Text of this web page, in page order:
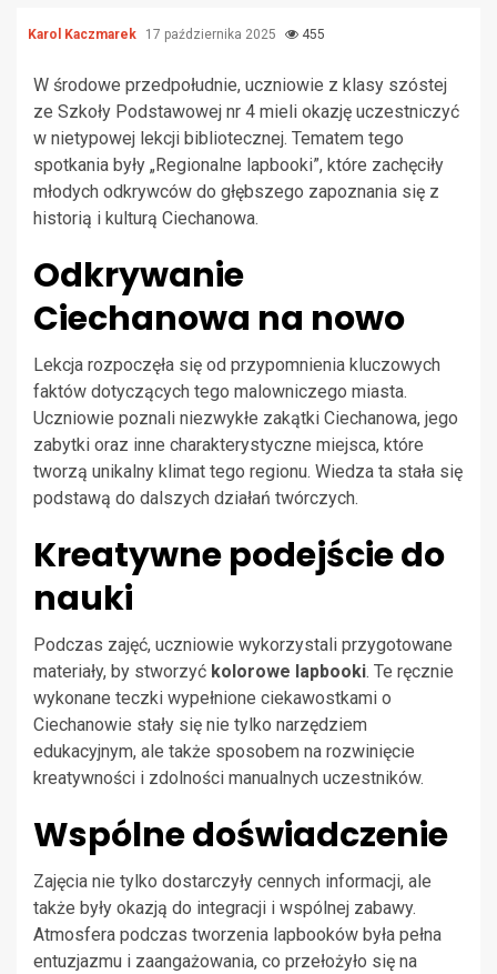
Karol Kaczmarek 17 października 2025 455
W środowe przedpołudnie, uczniowie z klasy szóstej
ze Szkoły Podstawowej nr 4 mieli okazję uczestniczyć
w nietypowej lekcji bibliotecznej. Tematem tego
spotkania były „Regionalne lapbooki”, które zachęciły
młodych odkrywców do głębszego zapoznania się z
historią i kulturą Ciechanowa.
Odkrywanie
Ciechanowa na nowo
Lekcja rozpoczęła się od przypomnienia kluczowych
faktów dotyczących tego malowniczego miasta.
Uczniowie poznali niezwykłe zakątki Ciechanowa, jego
zabytki oraz inne charakterystyczne miejsca, które
tworzą unikalny klimat tego regionu. Wiedza ta stała się
podstawą do dalszych działań twórczych.
Kreatywne podejście do
nauki
Podczas zajęć, uczniowie wykorzystali przygotowane
materiały, by stworzyć kolorowe lapbooki. Te ręcznie
wykonane teczki wypełnione ciekawostkami o
Ciechanowie stały się nie tylko narzędziem
edukacyjnym, ale także sposobem na rozwinięcie
kreatywności i zdolności manualnych uczestników.
Wspólne doświadczenie
Zajęcia nie tylko dostarczyły cennych informacji, ale
także były okazją do integracji i wspólnej zabawy.
Atmosfera podczas tworzenia lapbooków była pełna
entuzjazmu i zaangażowania, co przełożyło się na